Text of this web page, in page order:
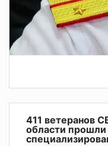
411 ветеранов
области прошли